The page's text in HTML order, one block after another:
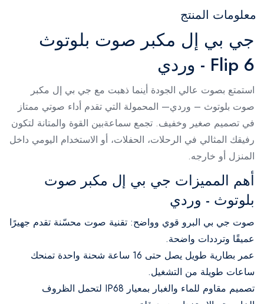
معلومات المنتج
جي بي إل مكبر صوت بلوتوث
Flip 6 - وردي
استمتع بصوت عالي الجودة أينما ذهبت مع جي بي إل مكبر
صوت بلوتوث – وردي— المحمولة التي تقدم أداء صوتي ممتاز
في تصميم صغير وخفيف. تجمع سماعةبين القوة والمتانة لتكون
رفيقك المثالي في الرحلات، الحفلات، أو الاستخدام اليومي داخل
المنزل أو خارجه.
أهم المميزات جي بي إل مكبر صوت
بلوتوث - وردي
صوت جي بي البرو قوي وواضح: تقنية صوت محسّنة تقدم جهيرًا
عميقًا وترددات واضحة.
عمر بطارية طويل يصل حتى 16 ساعة شحنة واحدة تمنحك
ساعات طويلة من التشغيل.
تصميم مقاوم للماء والغبار بمعيار IP68 لتحمل الظروف